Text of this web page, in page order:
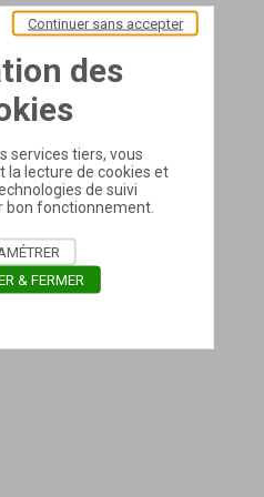
des
services tiers, vous
la lecture de cookies et
de suivi
bon fonctionnement.
Continuer sans accepter
& FERMER